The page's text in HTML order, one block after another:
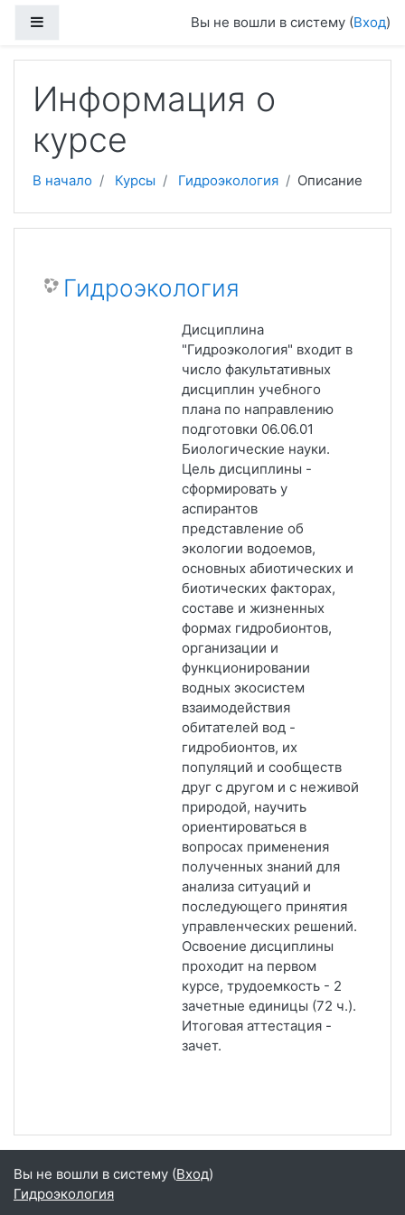
Вы не вошли в систему (Вход)
Информация о
курсе
В начало Курсы Гидроэкология Описание
Гидроэкология
Дисциплина
"Гидроэкология" входит в
число факультативных
дисциплин учебного
плана по направлению
подготовки 06.06.01
Биологические науки.
Цель дисциплины -
сформировать у
аспирантов
представление об
экологии водоемов,
основных абиотических и
биотических факторах,
составе и жизненных
формах гидробионтов,
организации и
функционировании
водных экосистем
взаимодействия
обитателей вод -
гидробионтов, их
популяций и сообществ
друг с другом и с неживой
природой, научить
ориентироваться в
вопросах применения
полученных знаний для
анализа ситуаций и
последующего принятия
управленческих решений.
Освоение дисциплины
проходит на первом
курсе, трудоемкость - 2
зачетные единицы (72 ч.).
Итоговая аттестация -
зачет.
Вы не вошли в систему (Вход)
Гидроэкология